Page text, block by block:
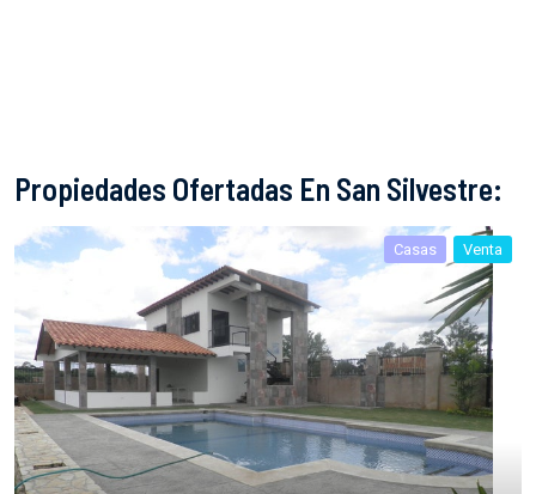
Propiedades Ofertadas En San Silvestre:
Casas Venta